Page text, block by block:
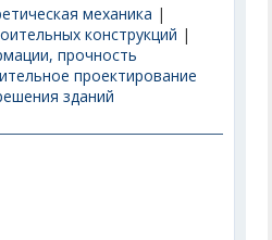
механика |
конструкций |
прочность
проектирование
зданий